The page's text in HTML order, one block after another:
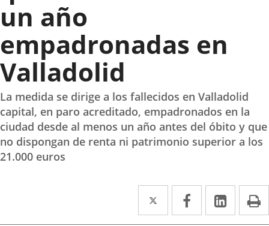
un año
empadronadas en
Valladolid
La medida se dirige a los fallecidos en Valladolid
capital, en paro acreditado, empadronados en la
ciudad desde al menos un año antes del óbito y que
no dispongan de renta ni patrimonio superior a los
21.000 euros
Twitter
Enlace
a
Facebook
Enlace
a
Enlace
a